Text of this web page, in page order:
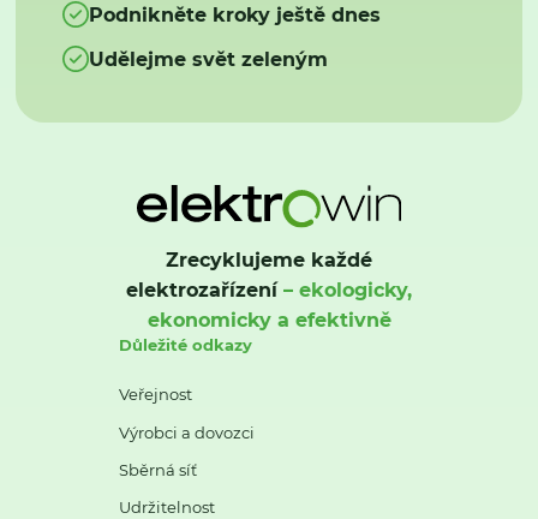
Podnikněte kroky ještě dnes
Udělejme svět zeleným
Zrecyklujeme každé
elektrozařízení– ekologicky,
ekonomicky a efektivně
Důležité odkazy
Veřejnost
Výrobci a dovozci
Sběrná síť
Udržitelnost